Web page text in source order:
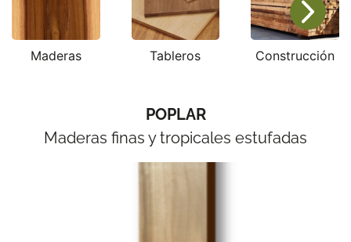
Maderas Tableros Construcción
POPLAR
Maderas finas y tropicales estufadas